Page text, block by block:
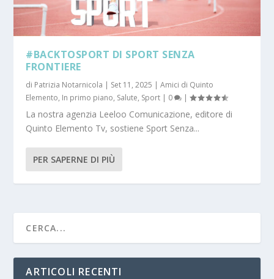
#BACKTOSPORT DI SPORT SENZA
FRONTIERE
di Patrizia Notarnicola | Set 11, 2025 |Amici di Quinto
Elemento, In primo piano, Salute, Sport | 0 |
La nostra agenzia Leeloo Comunicazione, editore di
Quinto Elemento Tv, sostiene Sport Senza...
PER SAPERNE DI PIÙ
ARTICOLI RECENTI